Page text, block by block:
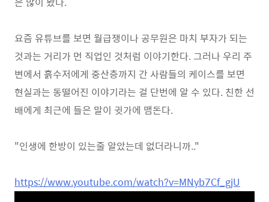
요즘 유튜브를 보면 월급쟁이나 공무원은 마치 부자가 되는
것과는 거리가 먼 직업인 것처럼 이야기한다. 그러나 우리 주
변에서 흙수저에게 중산층까지 간 사람들의 케이스를 보면
현실과는 동떨어진 이야기라는 걸 단번에 알 수 있다. 친한 선
배에게 최근에 들은 말이 귓가에 맴돈다.
"인생에 한방이 있는줄 알았는데 없더라니까.."
https://www.youtube.com/watch?v=MNyb7Cf_gjU